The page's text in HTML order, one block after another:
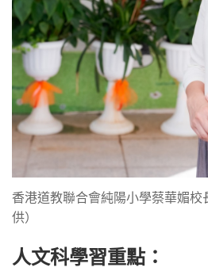
香港道教聯合會純陽小學蔡華媚校
供）
人文科學習重點：